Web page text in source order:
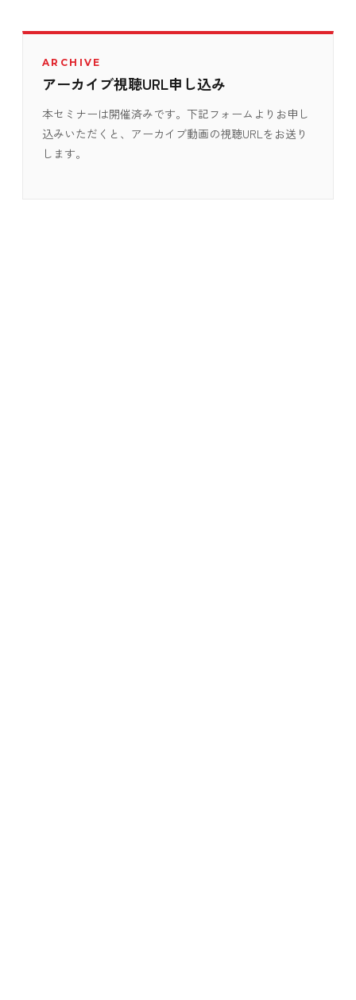
ARCHIVE
アーカイブ視聴URL申し込み
本セミナーは開催済みです。下記フォームよりお申し
込みいただくと、アーカイブ動画の視聴URLをお送り
します。